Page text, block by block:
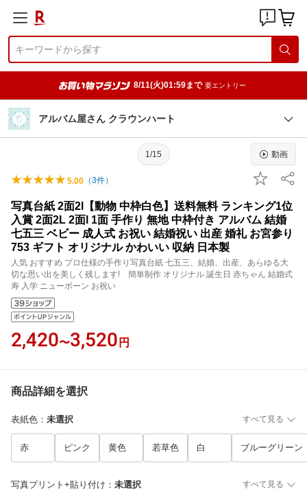
8/11(火)01:59まで 要エントリー
アルバム屋さん クラウンハート
1/15 動画
5.00 （3件）
写真台紙 2面2l【動物 中枠白色】送料無料 ランキング1位
入賞 2面2L 2面l 1面 手作り 無地 中枠付き アルバム 結婚
七五三 ベビー 成人式 お祝い 結婚祝い 出産 婚礼 お宮参り
753 ギフト オリジナル かわいい 収納 日本製
人気 おすすめ プロ仕様の手作り写真台紙 七五三、結婚、出産、あらゆる大
切な思い出を美しく残します! 簡単制作 オリジナル 誕生日 赤ちゃん 結婚式
寿 入学 ニューボーン お祝い
2,420〜3,520 円
商品詳細を選択
表紙色 ： 未選択 すべて見る
赤 ピンク 黄色 若草色 白 ブルーグリーン
写真プリント+貼り付け ： 未選択 すべて見る